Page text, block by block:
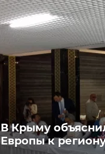
В Крыму
Европы к